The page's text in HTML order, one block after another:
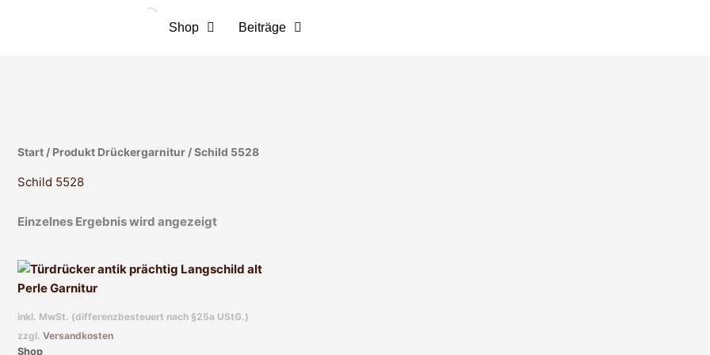
Shop Beiträge
Start / Produkt Drückergarnitur / Schild 5528
Schild 5528
Einzelnes Ergebnis wird angezeigt
inkl. MwSt. (differenzbesteuert nach §25a UStG.)
zzgl. Versandkosten
Shop
Dieses
Produkt
Varianten